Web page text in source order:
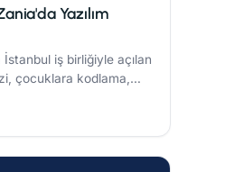
Yazılım
İstanbul iş birliğiyle açılan
çocuklara kodlama,